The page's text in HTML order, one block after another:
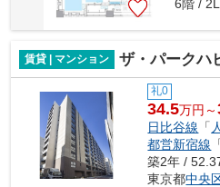
6階 /
賃貸 | マンション ザ・パークハビ
礼0
34.5万円～
日比谷線 「
都営新宿線
築2年 /
東京都中央